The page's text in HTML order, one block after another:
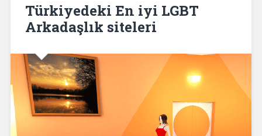
Türkiyedeki En iyi LGBT
Arkadaşlık siteleri